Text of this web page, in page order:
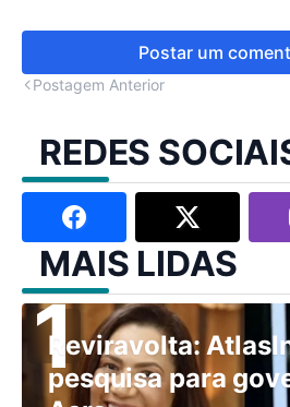
Postar um
Postagem Anterior
REDES
MAIS LIDAS
Reviravolta:
pesquisa para